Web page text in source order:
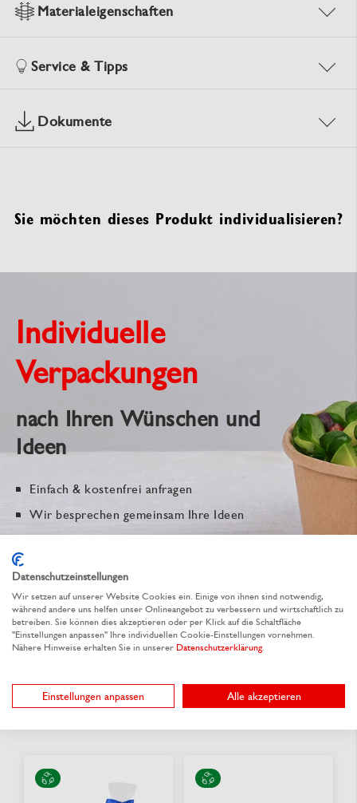
Materialeigenschaften
Service & Tipps
Dokumente
Sie möchten dieses Produkt individualisieren?
Individuelle
Verpackungen
nach Ihren Wünschen und
Ideen
Einfach & kostenfrei anfragen
Wir besprechen gemeinsam Ihre Ideen
Jetzt unverbindlich anfragen
Alternative Produkte
Datenschutzeinstellungen
Wir setzen auf unserer Website Cookies ein. Einige von ihnen sind notwendig,
während andere uns helfen unser Onlineangebot zu verbessern und wirtschaftlich zu
betreiben. Sie können dies akzeptieren oder per Klick auf die Schaltfläche
"Einstellungen anpassen" Ihre individuellen Cookie-Einstellungen vornehmen.
Nähere Hinweise erhalten Sie in unserer Datenschutzerklärung
Einstellungen anpassen Alle akzeptieren